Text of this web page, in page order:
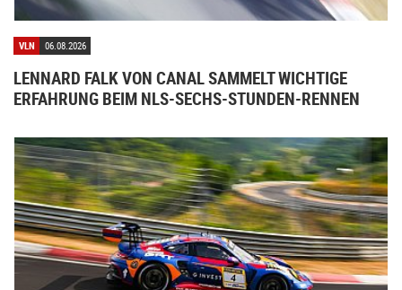
VLN 06.08.2026
LENNARD FALK VON CANAL SAMMELT WICHTIGE
ERFAHRUNG BEIM NLS-SECHS-STUNDEN-RENNEN